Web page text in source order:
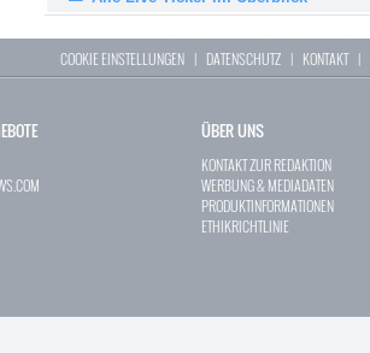
COOKIE EINSTELLUNGEN | DATENSCHUTZ | KONTAKT|
ÜBER UNS
KONTAKT ZUR REDAKTION
WERBUNG & MEDIADATEN
PRODUKTINFORMATIONEN
ETHIKRICHTLINIE